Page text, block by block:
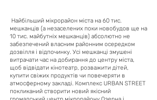
Найбільший мікрорайон міста на 60 тис.
мешканців (а незаселених поки новобудов ще на
10 тис. майбутніх мешканців) абсолютно не
забезпечений власним районним осередком
дозвілля і відпочинку. Усі мешканці змушені
витрачати час на добирання до центру міста,
щоб відвідати кінотеатр, розважити дітей,
купити свіжих продуктів чи повечеряти в
атмосферному закладі. Комплекс URBAN STREET
покликаний створити новий якісний